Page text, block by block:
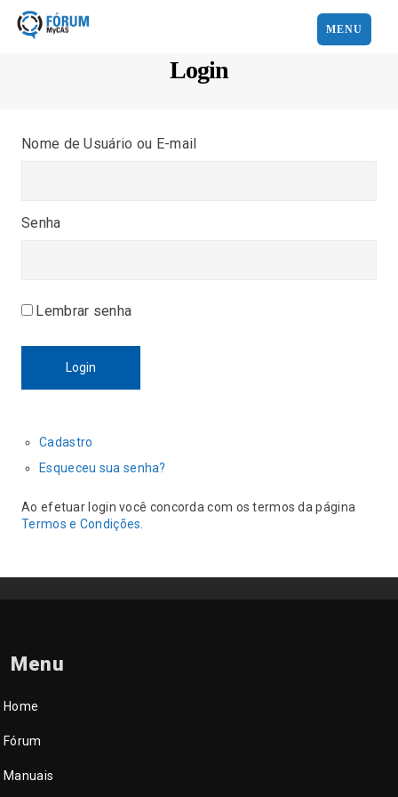
MENU
Login
Nome de Usuário ou E-mail
Senha
Lembrar senha
Login
Cadastro
Esqueceu sua senha?
Ao efetuar login você concorda com os termos da página
Termos e Condições
Menu
Home
Fórum
Manuais